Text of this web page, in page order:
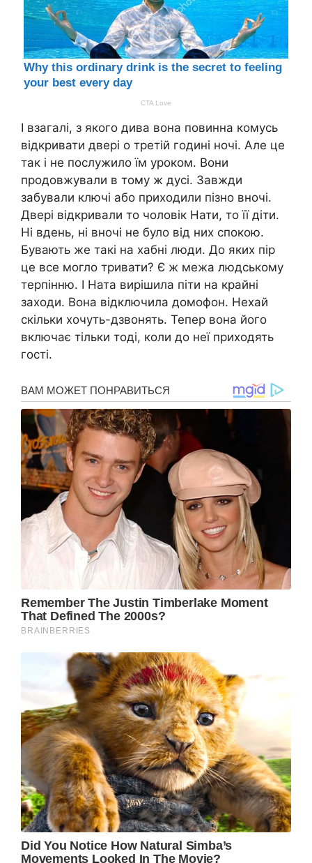
І взагалі, з якого дива вона повинна комусь
відкривати двері о третій годині ночі. Але це
так і не послужило їм уроком. Вони
продовжували в тому ж дусі. Завжди
забували ключі або приходили пізно вночі.
Двері відкривали то чоловік Нати, то її діти.
Ні вдень, ні вночі не було від них спокою.
Бувають же такі на хабні люди. До яких пір
це все могло тривати? Є ж межа людському
терпінню. І Ната вирішила піти на крайні
заходи. Вона відключила домофон. Нехай
скільки хочуть-дзвонять. Тепер вона його
включає тільки тоді, коли до неї приходять
гості.